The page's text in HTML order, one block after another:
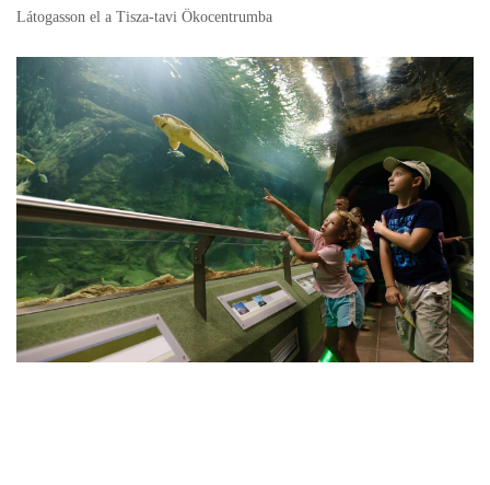
Látogasson el a Tisza-tavi Ökocentrumba